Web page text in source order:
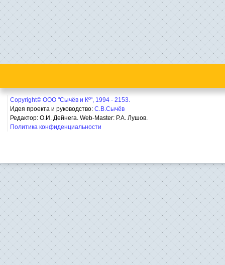
Copyright© ООО "Сычёв и Кº", 1994 - 2153.
Идея проекта и руководство: С.В.Сычёв
Редактор: О.И. Дейнега. Web-Master: Р.А. Лушов.
Политика конфиденциальности